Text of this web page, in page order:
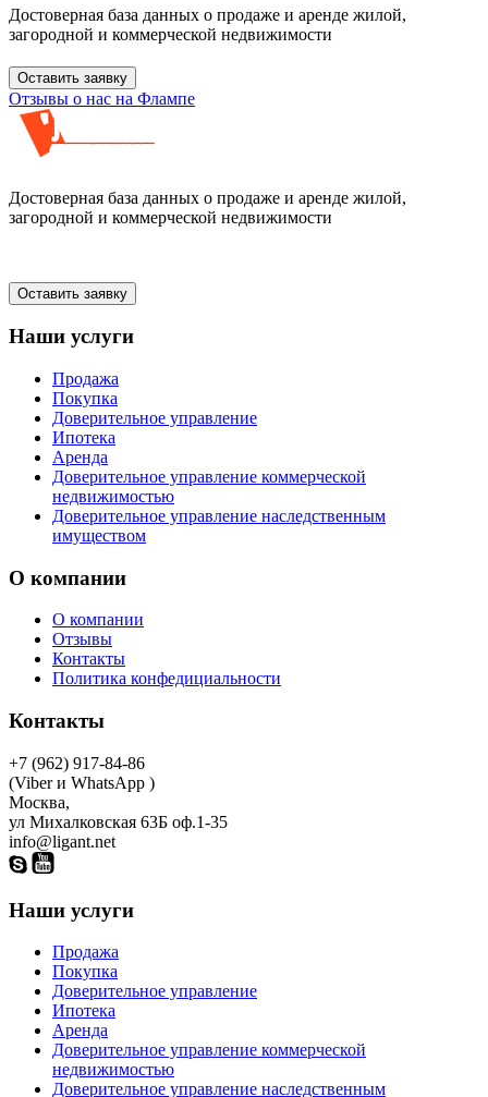
Достоверная база данных о продаже и аренде жилой,
загородной и коммерческой недвижимости
Оставить заявку
Отзывы о нас на Флампе
Достоверная база данных о продаже и аренде жилой,
загородной и коммерческой недвижимости
Оставить заявку
Наши услуги
Продажа
Покупка
Доверительное управление
Ипотека
Аренда
Доверительное управление коммерческой
недвижимостью
Доверительное управление наследственным
имуществом
О компании
О компании
Отзывы
Контакты
Политика конфедициальности
Контакты
+7 (962) 917-84-86
(Viber и WhatsApp )
Москва,
ул Михалковская 63Б оф.1-35
info@ligant.net
Наши услуги
Продажа
Покупка
Доверительное управление
Ипотека
Аренда
Доверительное управление коммерческой
недвижимостью
Доверительное управление наследственным